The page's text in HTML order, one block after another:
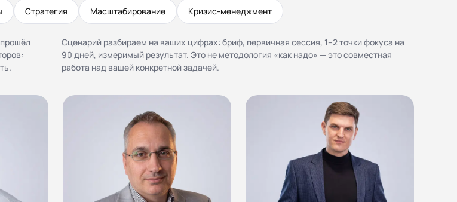
Стратегия Масштабирование Кризис-менеджмент
Сценарий разбираем на ваших цифрах: бриф, первичная сессия, 1–2 точки фокуса на
90 дней, измеримый результат. Это не методология «как надо» — это совместная
работа над вашей конкретной задачей.